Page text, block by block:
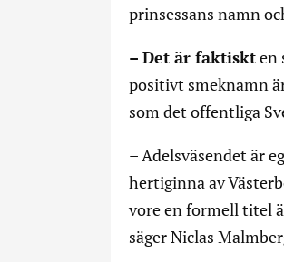
prinsessans namn
– Det är faktiskten
positivt smeknamn
som det offentliga
– Adelsväsendet är
hertiginna av
vore en formell titel
säger Niclas